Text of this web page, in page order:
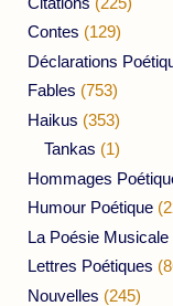
Contes (129)
Déclarations
Fables (753)
Haikus (353)
Tankas (1)
Hommages
Humour Poétique
La Poésie Musicale
Lettres Poétiques
Nouvelles (245)